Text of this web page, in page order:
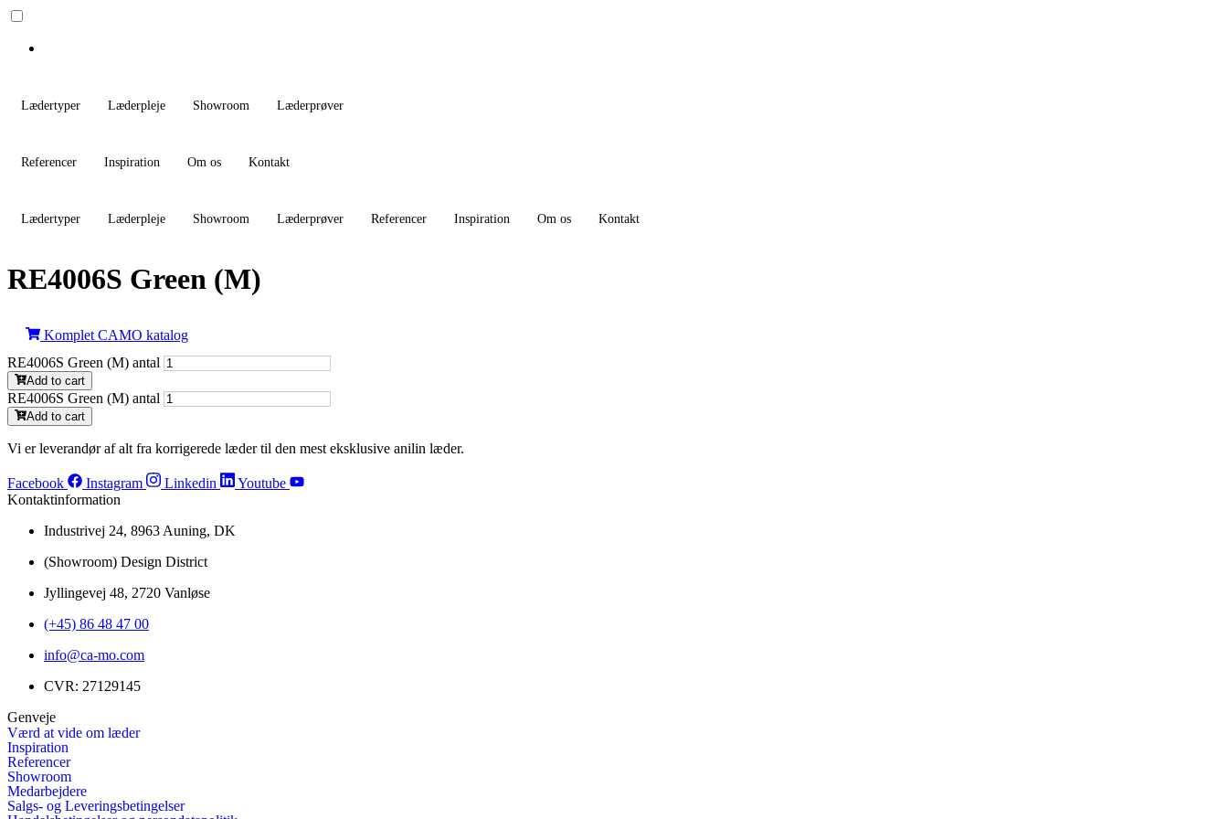
Lædertyper Læderpleje Showroom Læderprøver
Referencer Inspiration Om os Kontakt
Lædertyper Læderpleje Showroom Læderprøver Referencer Inspiration Om os Kontakt
RE4006S Green (M)
Komplet CAMO katalog
RE4006S Green (M) antal
Add to cart
RE4006S Green (M) antal
Add to cart
Vi er leverandør af alt fra korrigerede læder til den mest eksklusive anilin læder.
Facebook Instagram Linkedin
Youtube
Kontaktinformation
Industrivej 24, 8963 Auning, DK
(Showroom) Design District
Jyllingevej 48, 2720 Vanløse
(+45) 86 48 47 00
info@ca-mo.com
CVR: 27129145
Genveje
Værd at vide om læder
Inspiration
Referencer
Showroom
Medarbejdere
Salgs- og Leveringsbetingelser